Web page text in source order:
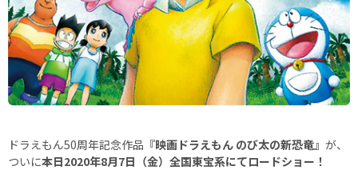
ドラえもん50周年記念作品 『映画ドラえもん のび太の新恐竜』 が、
ついに本日2020年8月7日（金）全国東宝系にてロードショー！